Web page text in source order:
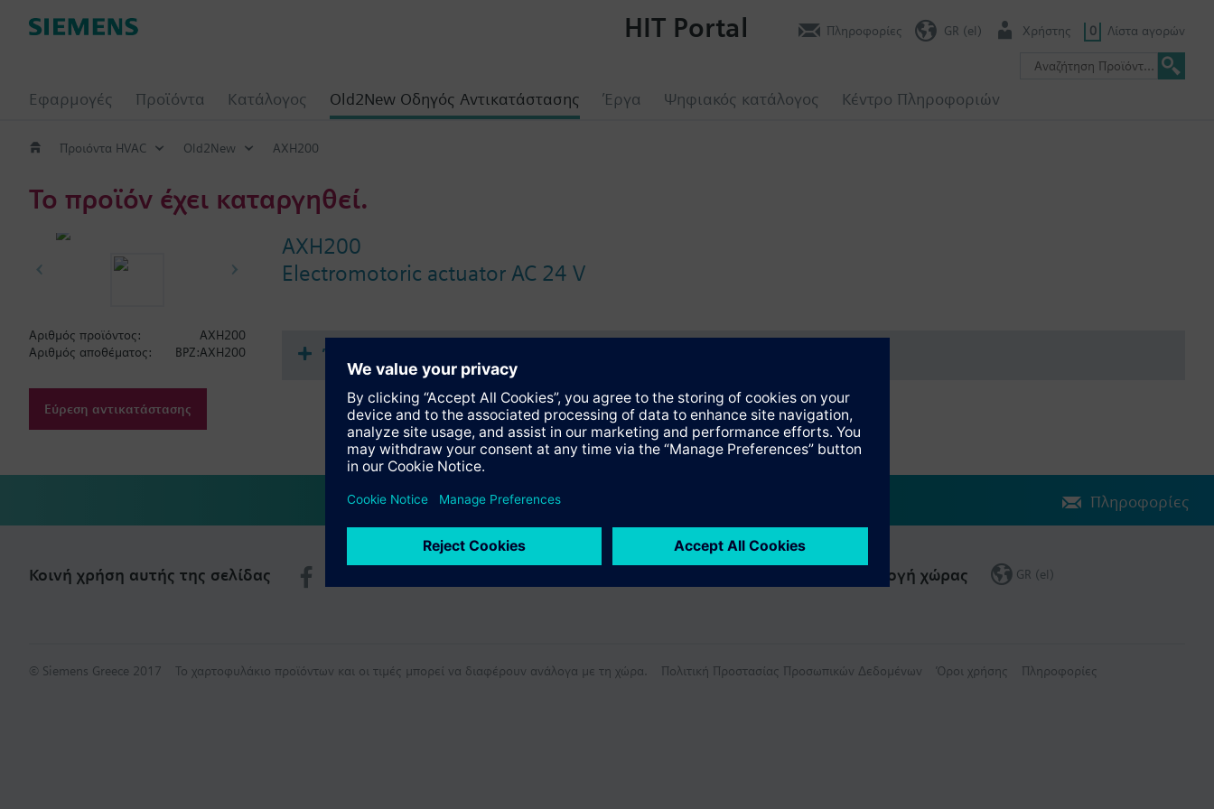
Εφαρμογές Προϊόντα Κατάλογος Old2New Οδηγός Αντικατάστασης Έργα Ψηφιακός κατάλογος Κέντρο Πληροφοριών
HIT Portal Πληροφορίες GR (el) Χρήστης 0 Λίστα αγορών
Προιόντα HVAC Old2New AXH200
Το προϊόν έχει καταργηθεί.
AXH200
Electromotoric actuator AC 24 V
Αριθμός προϊόντος:
AXH200
Αριθμός αποθέματος:
BPZ:AXH200
Εύρεση αντικατάστασης
Έγγραφα
Πληροφορίες
Κοινή χρήση αυτής της σελίδας Επιλογή χώρας GR (el)
© Siemens Greece 2017 Το χαρτοφυλάκιο προϊόντων και οι τιμές μπορεί να διαφέρουν ανάλογα με τη χώρα. Πολιτική Προστασίας Προσωπικών Δεδομένων Όροι χρήσης Πληροφορίες